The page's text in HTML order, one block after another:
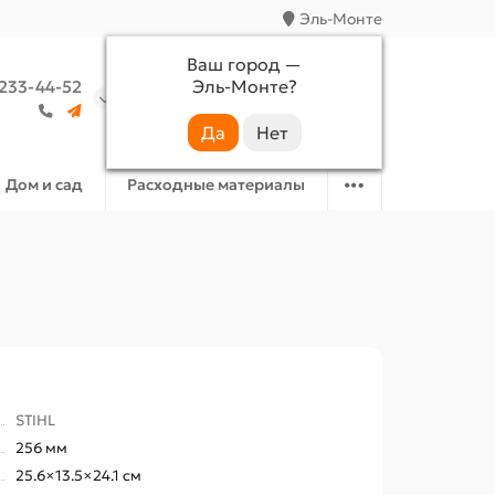
Эль-Монте
Ваш город —
Эль-Монте?
44-52
Аккаунт Избранное
Дом и сад Расходные материалы
STIHL
256 мм
25.6×13.5×24.1 см